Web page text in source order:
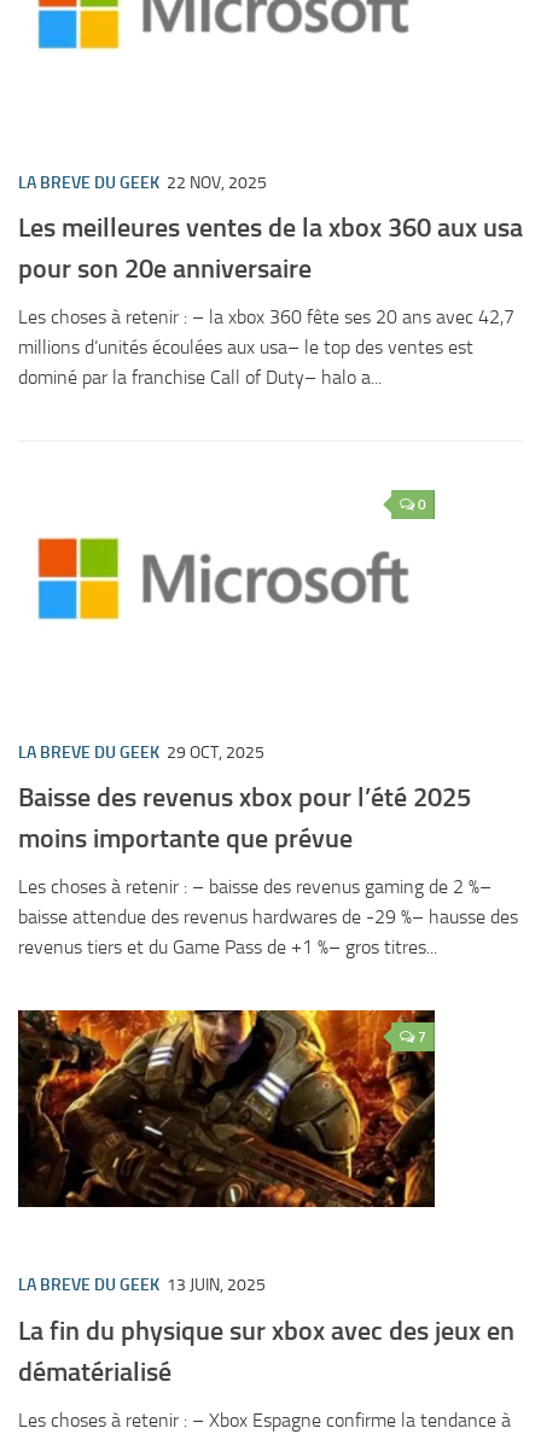
LA BREVE DU GEEK 22 NOV, 2025
Les meilleures ventes de la xbox 360 aux usa
pour son 20e anniversaire
Les choses à retenir : – la xbox 360 fête ses 20 ans avec 42,7
millions d’unités écoulées aux usa– le top des ventes est
dominé par la franchise Call of Duty– halo a...
0
LA BREVE DU GEEK 29 OCT, 2025
Baisse des revenus xbox pour l’été 2025
moins importante que prévue
Les choses à retenir : – baisse des revenus gaming de 2 %–
baisse attendue des revenus hardwares de -29 %– hausse des
revenus tiers et du Game Pass de +1 %– gros titres...
7
LA BREVE DU GEEK 13 JUIN, 2025
La fin du physique sur xbox avec des jeux en
dématérialisé
Les choses à retenir : – Xbox Espagne confirme la tendance à